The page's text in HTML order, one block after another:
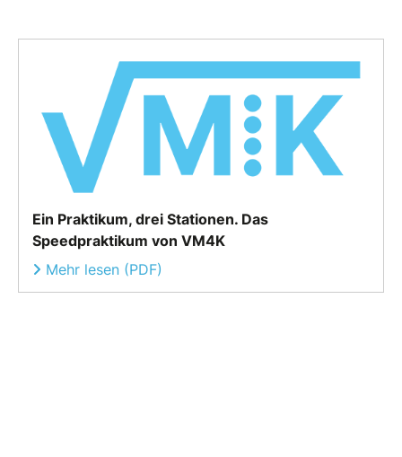
Ein Praktikum, drei Stationen. Das
Speedpraktikum von VM4K
Mehr lesen (PDF)